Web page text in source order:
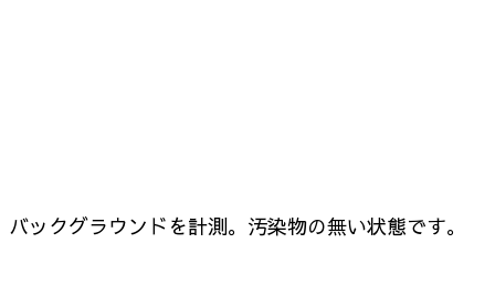
バックグラウンドを計測。汚染物の無い状態です。